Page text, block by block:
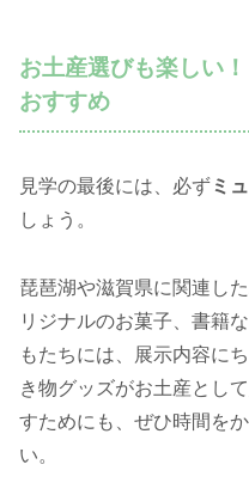
お土産選びも楽しい
おすすめ
見学の最後には、必ずミ
しょう。
琵琶湖や滋賀県に関連し
リジナルのお菓子、書籍
もたちには、展示内容に
き物グッズがお土産とし
すためにも、ぜひ時間を
い。